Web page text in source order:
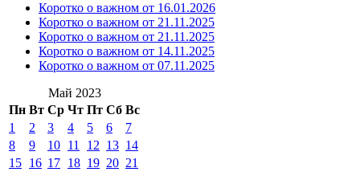
Коротко о важном от 16.01.2026
Коротко о важном от 21.11.2025
Коротко о важном от 21.11.2025
Коротко о важном от 14.11.2025
Коротко о важном от 07.11.2025
Май 2023
Пн Вт Ср Чт Пт Сб Вс
1
2 3 4 5 6
7
8
9 10 11 12 13 14
15 16 17 18 19 20 21